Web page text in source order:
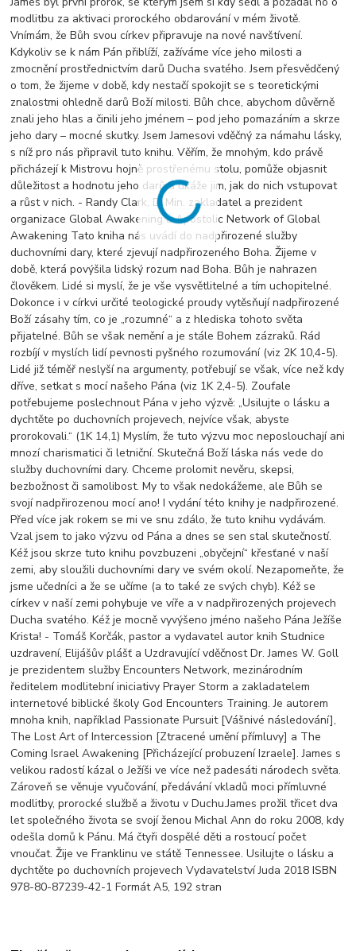
modlitbu za aktivaci prorockého obdarování v mém životě.
Vnímám, že Bůh svou církev připravuje na nové navštívení.
Kdykoliv se k nám Pán přiblíží, zažíváme více jeho milosti a
zmocnění prostřednictvím darů Ducha svatého. Jsem přesvědčený
o tom, že žijeme v době, kdy nestačí spokojit se s teoretickými
znalostmi ohledně darů Boží milosti. Bůh chce, abychom důvěrně
znali jeho hlas a činili jeho jménem – pod jeho pomazáním a skrze
jeho dary – mocné skutky. Jsem Jamesovi vděčný za námahu lásky,
s níž pro nás připravil tuto knihu. Věřím, že mnohým, kdo právě
přicházejí k Mistrovu hojně prostřenému stolu, pomůže objasnit
důležitost a hodnotu jeho darů a ukáže jim, jak do nich vstupovat
a růst v nich. - Randy Clark, D. Min. zakladatel a prezident
organizace Global Awakening a Apostolic Network of Global
Awakening Tato kniha nás uvádí do nadpřirozené služby
duchovními dary, které zjevují nadpřirozeného Boha. Žijeme v
době, která povýšila lidský rozum nad Boha. Bůh je nahrazen
člověkem. Lidé si myslí, že je vše vysvětlitelné a tím uchopitelné.
Dokonce i v církvi určité teologické proudy vytěsňují nadpřirozené
Boží zásahy tím, co je „rozumné“ a z hlediska tohoto světa
přijatelné. Bůh se však nemění a je stále Bohem zázraků. Rád
rozbíjí v myslích lidí pevnosti pyšného rozumování (viz 2K 10,4-5).
Lidé již téměř neslyší na argumenty, potřebují se však, více než kdy
dříve, setkat s mocí našeho Pána (viz 1K 2,4-5). Zoufale
potřebujeme poslechnout Pána v jeho výzvě: „Usilujte o lásku a
dychtěte po duchovních projevech, nejvíce však, abyste
prorokovali.“ (1K 14,1) Myslím, že tuto výzvu moc neposlouchají ani
mnozí charismatici či letniční. Skutečná Boží láska nás vede do
služby duchovními dary. Chceme prolomit nevěru, skepsi,
bezbožnost či samolibost. My to však nedokážeme, ale Bůh se
svojí nadpřirozenou mocí ano! I vydání této knihy je nadpřirozené.
Před více jak rokem se mi ve snu zdálo, že tuto knihu vydávám.
Vzal jsem to jako výzvu od Pána a dnes se sen stal skutečností.
Kéž jsou skrze tuto knihu povzbuzeni „obyčejní“ křesťané v naší
zemi, aby sloužili duchovními dary ve svém okolí. Nezapomeňte, že
jsme učedníci a že se učíme (a to také ze svých chyb). Kéž se
církev v naší zemi pohybuje ve víře a v nadpřirozených projevech
Ducha svatého. Kéž je mocně vyvýšeno jméno našeho Pána Ježíše
Krista! - Tomáš Korčák, pastor a vydavatel autor knih Studnice
uzdravení, Elijášův plášť a Uzdravující vděčnost Dr. James W. Goll
je prezidentem služby Encounters Network, mezinárodním
ředitelem modlitební iniciativy Prayer Storm a zakladatelem
internetové biblické školy God Encounters Training. Je autorem
mnoha knih, například Passionate Pursuit [Vášnivé následování],
The Lost Art of Intercession [Ztracené umění přímluvy] a The
Coming Israel Awakening [Přicházející probuzení Izraele]. James s
velikou radostí kázal o Ježíši ve více než padesáti národech světa.
Zároveň se věnuje vyučování, předávání vkladů moci přímluvné
modlitby, prorocké službě a životu v Duchu.James prožil třicet dva
let společného života se svojí ženou Michal Ann do roku 2008, kdy
odešla domů k Pánu. Má čtyři dospělé děti a rostoucí počet
vnoučat. Žije ve Franklinu ve státě Tennessee. Usilujte o lásku a
dychtěte po duchovních projevech Vydavatelství Juda 2018 ISBN
978-80-87239-42-1 Formát A5, 192 stran